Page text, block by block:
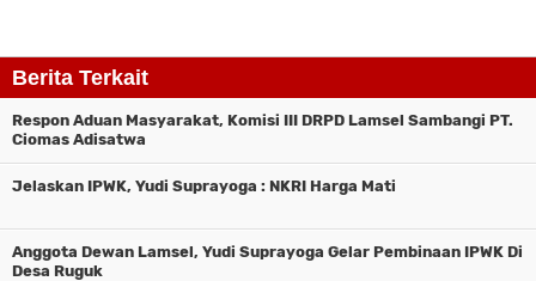
Berita Terkait
Respon Aduan Masyarakat, Komisi III DRPD Lamsel Sambangi PT.
Ciomas Adisatwa
Jelaskan IPWK, Yudi Suprayoga : NKRI Harga Mati
Anggota Dewan Lamsel, Yudi Suprayoga Gelar Pembinaan IPWK Di
Desa Ruguk